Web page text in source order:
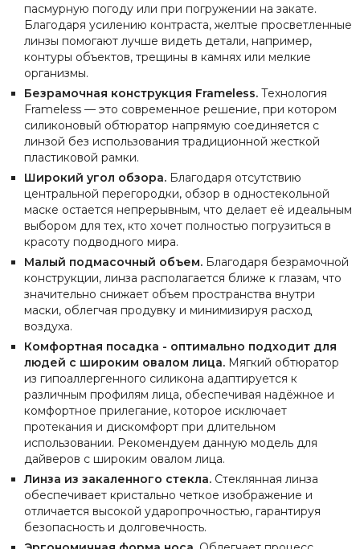
пасмурную погоду или при погружении на закате.
Благодаря усилению контраста, желтые просветленные
линзы помогают лучше видеть детали, например,
контуры объектов, трещины в камнях или мелкие
организмы.
Безрамочная конструкция Frameless. Технология
Frameless — это современное решение, при котором
силиконовый обтюратор напрямую соединяется с
линзой без использования традиционной жесткой
пластиковой рамки.
Широкий угол обзора. Благодаря отсутствию
центральной перегородки, обзор в одностекольной
маске остается непрерывным, что делает её идеальным
выбором для тех, кто хочет полностью погрузиться в
красоту подводного мира.
Малый подмасочный объем. Благодаря безрамочной
конструкции, линза располагается ближе к глазам, что
значительно снижает объем пространства внутри
маски, облегчая продувку и минимизируя расход
воздуха.
Комфортная посадка - оптимально подходит для
людей с широким овалом лица. Мягкий обтюратор
из гипоаллергенного силикона адаптируется к
различным профилям лица, обеспечивая надёжное и
комфортное прилегание, которое исключает
протекания и дискомфорт при длительном
использовании. Рекомендуем данную модель для
дайверов с широким овалом лица.
Линза из закаленного стекла. Стеклянная линза
обеспечивает кристально четкое изображение и
отличается высокой ударопрочностью, гарантируя
безопасность и долговечность.